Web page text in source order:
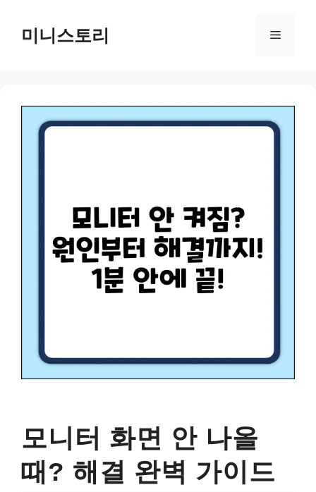
content미니스토리 Menu
모니터 화면 안 나올
때? 해결 완벽 가이드